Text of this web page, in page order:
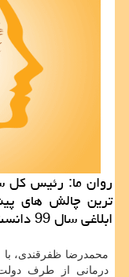
روان ما: رئیس كل
ترین چالش های
ابلاغی سال 99 دانست.
محمدرضا ظفرقندی، با
درمانی از طرف